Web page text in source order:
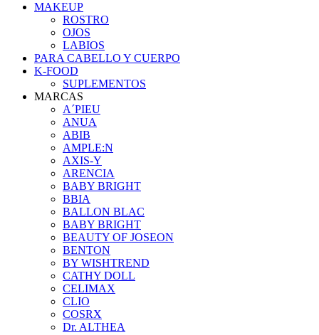
MAKEUP
ROSTRO
OJOS
LABIOS
PARA CABELLO Y CUERPO
K-FOOD
SUPLEMENTOS
MARCAS
A´PIEU
ANUA
ABIB
AMPLE:N
AXIS-Y
ARENCIA
BABY BRIGHT
BBIA
BALLON BLAC
BABY BRIGHT
BEAUTY OF JOSEON
BENTON
BY WISHTREND
CATHY DOLL
CELIMAX
CLIO
COSRX
Dr. ALTHEA